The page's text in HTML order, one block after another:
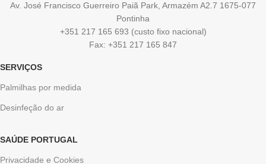
Av. José Francisco Guerreiro Paiã Park, Armazém A2.7 1675-077
Pontinha
+351 217 165 693 (custo fixo nacional)
Fax: +351 217 165 847
SERVIÇOS
Palmilhas por medida
Desinfeção do ar
SAÚDE PORTUGAL
Privacidade e Cookies